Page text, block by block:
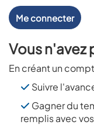
Me connecter
Vous n'avez
En créant un
Suivre
Gagner du
remplis avec